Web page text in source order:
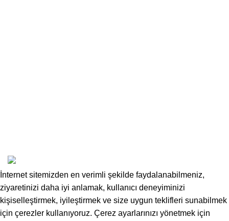
İnternet sitemizden en verimli şekilde faydalanabilmeniz,
ziyaretinizi daha iyi anlamak, kullanıcı deneyiminizi
kişiselleştirmek, iyileştirmek ve size uygun teklifleri sunabilmek
için çerezler kullanıyoruz. Çerez ayarlarınızı yönetmek için